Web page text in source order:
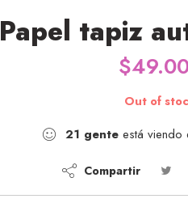
Papel tapiz
$
Out of
21 gente está viendo
Compartir